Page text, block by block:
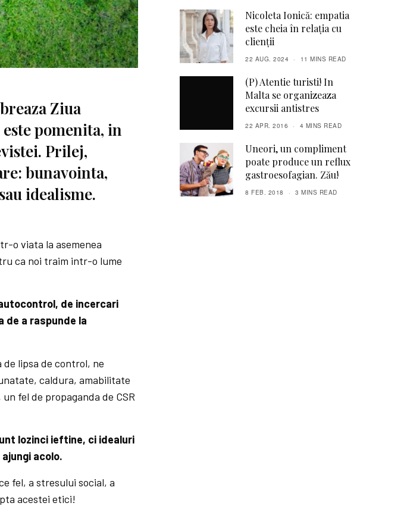
Ziua
pomenita, in
Prilej,
bunavointa,
idealisme.
o viata la asemenea
ca noi traim intr-o lume
de incercari
de a raspunde la
lipsa de control, ne
caldura, amabilitate
fel de propaganda de CSR
lozinci ieftine, ci idealuri
acolo.
fel, a stresului social, a
acestei etici!
Nicoleta Ionică: empatia
este cheia în relația cu
clienții
22 AUG. 2024 11 MINS READ
(P) Atentie turisti! In
Malta se organizeaza
excursii antistres
22 APR. 2016 4 MINS READ
Uneori, un compliment
poate produce un reflux
gastroesofagian. Zău!
8 FEB. 2018 3 MINS READ